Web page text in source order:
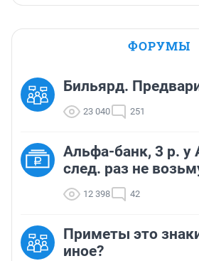
ФОРУМЫ
Бильярд.
23 040 251
Альфа-банк, 3 р.
след. раз не
12 398 42
Приметы это
иное?